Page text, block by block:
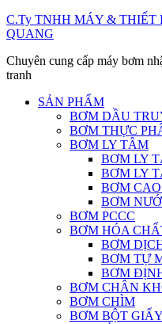
Skip
to
C.Ty TNHH MÁY & THIẾT
QUANG
Chuyên cung cấp máy bơm
tranh
SẢN PHẨM
BƠM DẦU
BƠM THỰC
BƠM LY TÂM
BƠM LY
BƠM LY
BƠM
BƠM
BƠM PCCC
BƠM HÓA
BƠM
BƠM TỰ
BƠM
BƠM CHÂN
BƠM CHÌM
BƠM BỘT GIẤY